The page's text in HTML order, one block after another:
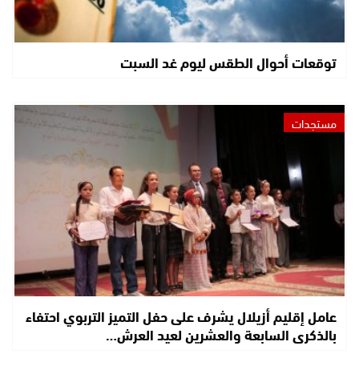
توقعات أحوال الطقس ليوم غد السبت
مستجدات
عامل إقليم أزيلال يشرف على حفل التميز التربوي احتفاء
بالذكرى السابعة والعشرين لعيد العرش…